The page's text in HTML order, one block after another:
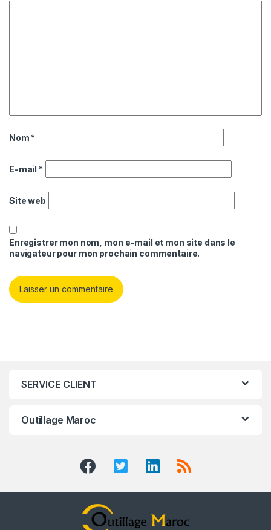
Nom *
E-mail *
Site web
Enregistrer mon nom, mon e-mail et mon site dans le
navigateur pour mon prochain commentaire.
SERVICE CLIENT
Outillage Maroc